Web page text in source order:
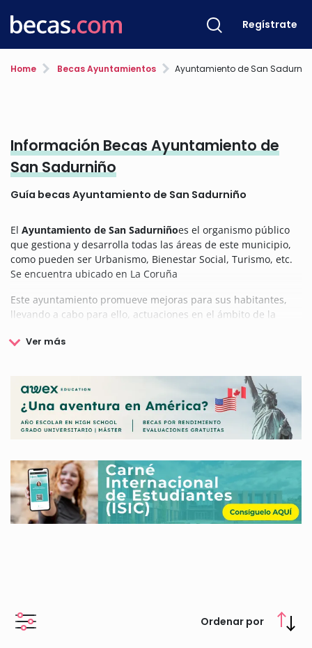
Regístrate
Home Becas Ayuntamientos Ayuntamiento de San
Información Becas Ayuntamiento de
San Sadurniño
Guía becas Ayuntamiento de San Sadurniño
El Ayuntamiento de San Sadurniñoes el organismo público
que gestiona y desarrolla todas las áreas de este municipio,
como pueden ser Urbanismo, Bienestar Social, Turismo, etc.
Se encuentra ubicado en La Coruña
Este ayuntamiento promueve mejoras para sus habitantes,
llevando a cabo para ello, actuaciones en el ámbito de la
estas mejoras, este organismo ofrece diferentes servicios, así
el Ayuntamiento de San Sadurniñoes una institución
altamente compometida con la correcta formación académica
de sus vecinos. Por este motivo, pone en marcha diversas
acciones que se dirigen a facilitar el progreso de los
estudiantes en los distintos niveles académicos.
Para conocer más detalles sobre las Becas que ofrece el
Ayuntamiento de San Sadurniño, tan sólo tienes que
consultar la información que te facilitamos aquí.
Ordenar por